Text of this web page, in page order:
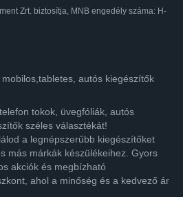
Zrt. biztosítja, MNB engedély száma: H-
autós kiegészítők
tokok, üvegfóliák, autós
széles választékát!
a legnépszerűbb kiegészítőket
más márkák készülékeihez. Gyors
akciók és megbízható
ahol a minőség és a kedvező ár